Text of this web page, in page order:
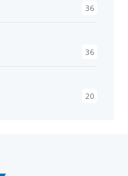
36
36
20